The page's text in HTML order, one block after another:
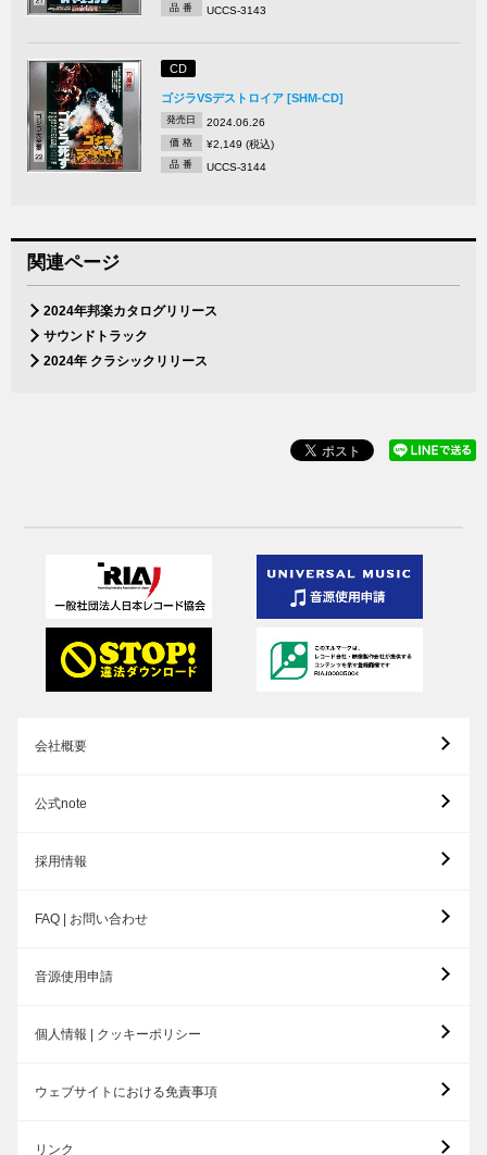
品 番 UCCS-3143
CD
ゴジラVSデストロイア [SHM-CD]
発売日 2024.06.26
価 格 ¥2,149 (税込)
品 番 UCCS-3144
関連ページ
2024年邦楽カタログリリース
サウンドトラック
2024年 クラシックリリース
会社概要
公式note
採用情報
FAQ | お問い合わせ
音源使用申請
個人情報 | クッキーポリシー
ウェブサイトにおける免責事項
リンク